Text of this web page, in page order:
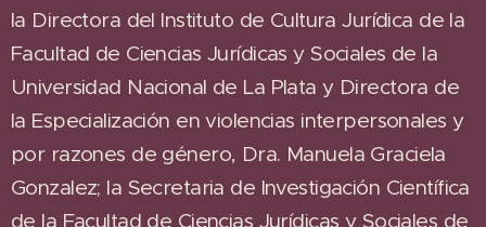
la Directora del Instituto de Cultura Jurídica de la
Facultad de Ciencias Jurídicas y Sociales de la
Universidad Nacional de La Plata y Directora de
la Especialización en violencias interpersonales y
por razones de género, Dra. Manuela Graciela
Gonzalez; la Secretaria de Investigación Científica
de la Facultad de Ciencias Jurídicas y Sociales de